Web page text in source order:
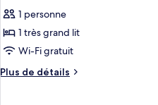
photos
pour
ce
type
de
1 personne
1 très grand lit
Wi-Fi gratuit
Plus de détails
Plus